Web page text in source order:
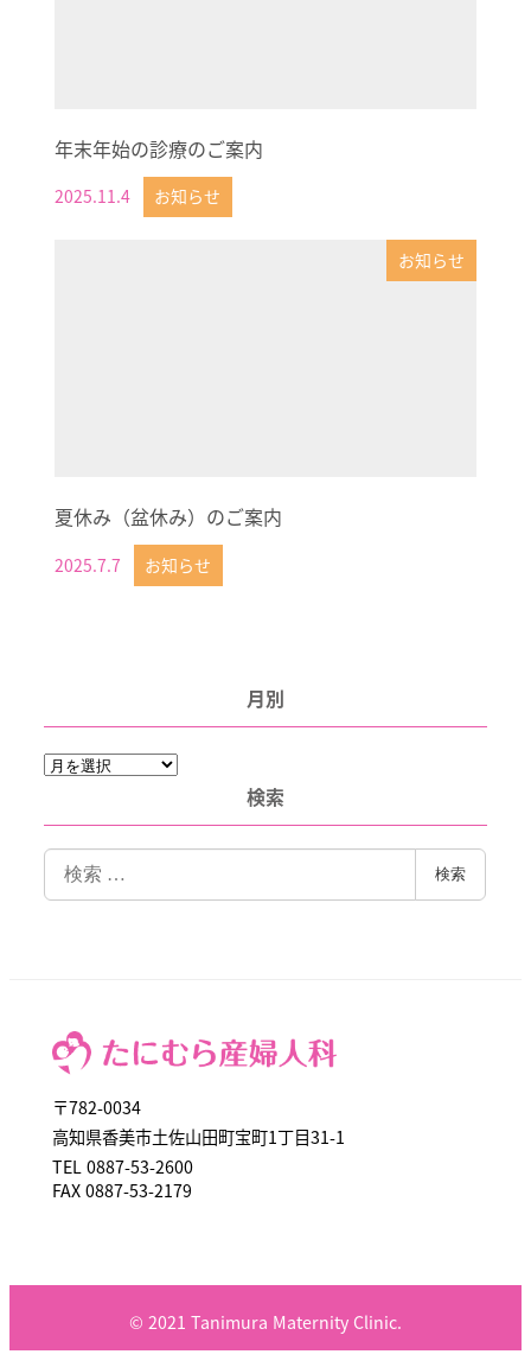
年末年始の診療のご案内
投稿日
2025.11.4 お知らせ
お知らせ
夏休み（盆休み）のご案内
投稿日
2025.7.7 お知らせ
月別
月
検索
検
索
検索
〒782-0034
高知県香美市土佐山田町宝町1丁目31-1
TEL 0887-53-2600
FAX 0887-53-2179
© 2021 Tanimura Maternity Clinic.